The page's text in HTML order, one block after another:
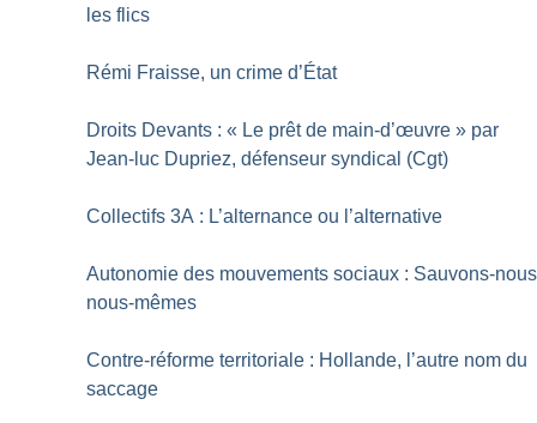
les flics
Rémi Fraisse, un crime d’État
Droits Devants : « Le prêt de main-d’œuvre » par
Jean-luc Dupriez, défenseur syndical (Cgt)
Collectifs 3A : L’alternance ou l’alternative
Autonomie des mouvements sociaux : Sauvons-nous
nous-mêmes
Contre-réforme territoriale : Hollande, l’autre nom du
saccage